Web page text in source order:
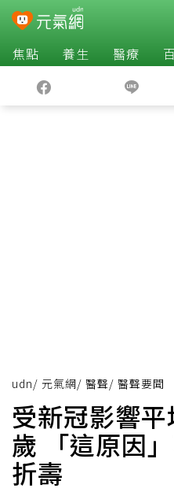
焦點 養生 醫療
udn/ 元氣網/ 醫聲/ 醫聲要聞
受新冠影響
歲 「這原因
折壽